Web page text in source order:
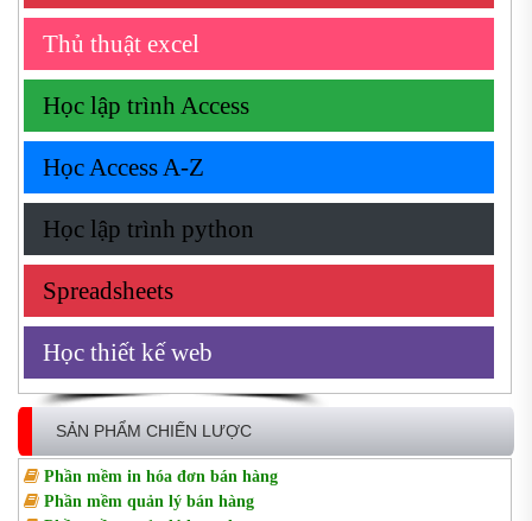
Thủ thuật excel
Học lập trình Access
Học Access A-Z
Học lập trình python
Spreadsheets
Học thiết kế web
SẢN PHẨM CHIẾN LƯỢC
Phần mềm in hóa đơn bán hàng
Phần mềm quản lý bán hàng